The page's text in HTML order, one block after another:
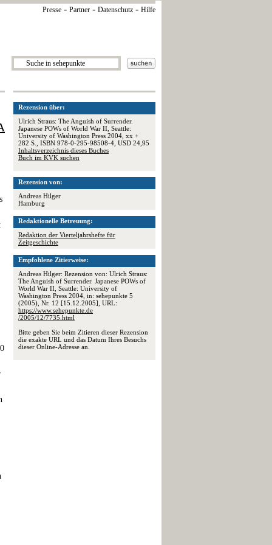
Presse - Partner - Datenschutz - Hilfe
Rezension über:
Ulrich Straus: The Anguish of Surrender.
Japanese POWs of World War II, Seattle:
University of Washington Press 2004, xx +
282 S., ISBN 978-0-295-98508-4, USD 24,95
Inhaltsverzeichnis dieses Buches
Buch im KVK suchen
Rezension von:
Andreas Hilger
Hamburg
Redaktionelle Betreuung:
Redaktion der Vierteljahrshefte für
Zeitgeschichte
Empfohlene Zitierweise:
Andreas Hilger: Rezension von: Ulrich Straus:
The Anguish of Surrender. Japanese POWs of
World War II, Seattle: University of
Washington Press 2004, in: sehepunkte 5
(2005), Nr. 12 [15.12.2005], URL:
https://www.sehepunkte.de
/2005/12/7735.html
Bitte geben Sie beim Zitieren dieser Rezension
die exakte URL und das Datum Ihres Besuchs
dieser Online-Adresse an.